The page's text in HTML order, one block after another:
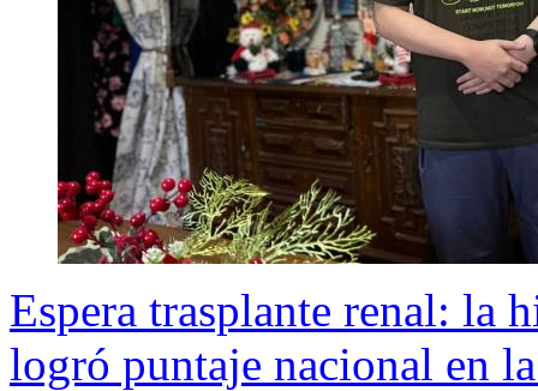
Espera trasplante renal: la
logró puntaje nacional en